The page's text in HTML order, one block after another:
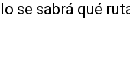
se sabrá qué